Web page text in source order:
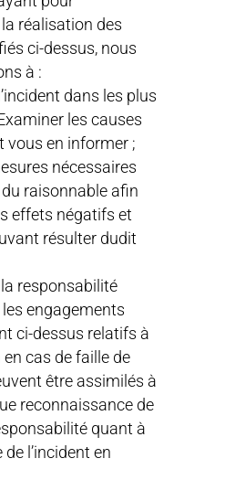
réalisation des
ci-dessus, nous
à :
dans les plus
les causes
vous en informer ;
nécessaires
raisonnable afin
effets négatifs et
résulter dudit
responsabilité
engagements
ci-dessus relatifs à
cas de faille de
être assimilés à
reconnaissance de
quant à
de l’incident en